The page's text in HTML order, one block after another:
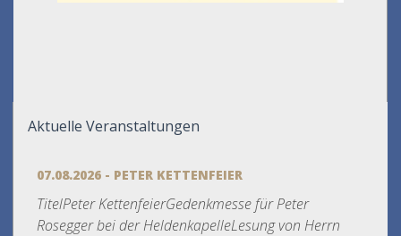
Aktuelle Veranstaltungen
07.08.2026 - PETER KETTENFEIER
TitelPeter KettenfeierGedenkmesse für Peter
Rosegger bei der HeldenkapelleLesung von Herrn